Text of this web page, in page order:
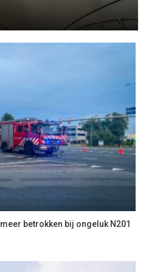
betrokken bij ongeluk N201